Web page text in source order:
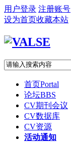
用户登录 注册账号
设为首页收藏本站
首页Portal
论坛BBS
CV期刊会议
CV数据库
CV资源
活动通知